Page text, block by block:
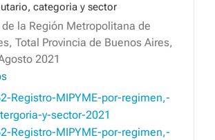
categoria y sector
la Región Metropolitana de
Total Provincia de Buenos Aires,
2021
Registro-MIPYME-por-regimen,-
y-sector-2021
Registro-MIPYME-por-regimen,-